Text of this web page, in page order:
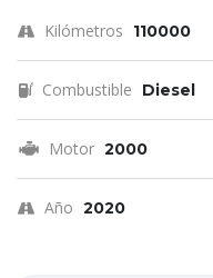
Kilómetros 110000
Combustible Diesel
Motor 2000
Año 2020